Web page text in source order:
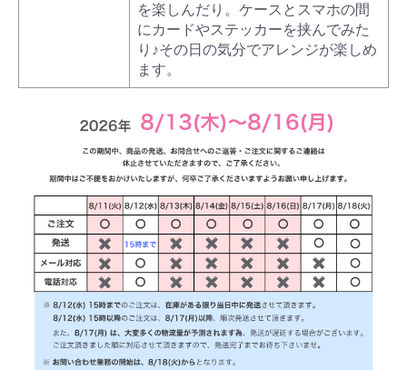
を楽しんだり。ケースとスマホの間
にカードやステッカーを挟んでみた
り♪その日の気分でアレンジが楽しめ
ます。